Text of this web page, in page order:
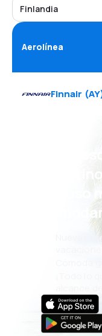
Finlandia
Aerolínea
Finnair (AY
¡Eh!
incluso
Nuevas
Cómoda
¡Todo lo